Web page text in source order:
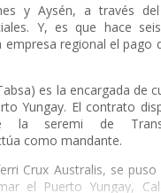
y Aysén, a través
Y, es que hace
regional el pago
es la encargada de
Yungay. El contrato
la seremi de
como mandante.
Crux Australis, se
el Puerto Yungay,